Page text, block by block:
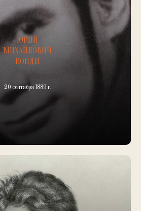
ЮРИЙ
МИХАЙЛОВИЧ
БОНДИ
20 сентября 1889 г.